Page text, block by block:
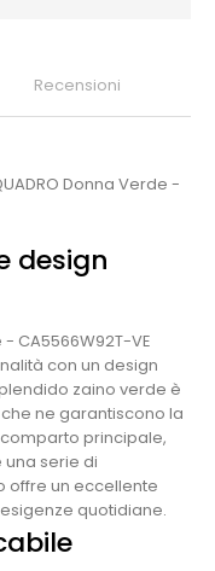
Recensioni
Donna Verde -
design
CA5566W92T-VE
con un design
zaino verde è
ne garantiscono la
principale,
serie di
offre un eccellente
quotidiane.